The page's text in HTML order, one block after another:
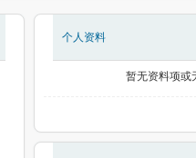
个人资料
暂无资料项或